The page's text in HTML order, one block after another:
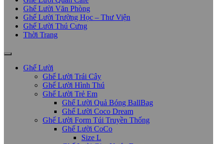
Ghế Lười Văn Phòng
Ghế Lười Trường Học – Thư Viện
Ghế Lười Thú Cưng
Thời Trang
Ghế Lười
Ghế Lười Trái Cây
Ghế Lười Hình Thú
Ghế Lười Trẻ Em
Ghế Lười Quả Bóng BallBag
Ghế Lười Coco Dream
Ghế Lười Form Túi Truyền Thống
Ghế Lười CoCo
Size L